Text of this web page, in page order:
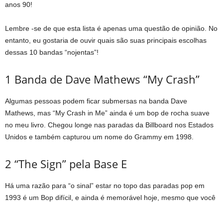
anos 90!
Lembre -se de que esta lista é apenas uma questão de opinião. No
entanto, eu gostaria de ouvir quais são suas principais escolhas
dessas 10 bandas “nojentas”!
1 Banda de Dave Mathews “My Crash”
Algumas pessoas podem ficar submersas na banda Dave
Mathews, mas “My Crash in Me” ainda é um bop de rocha suave
no meu livro. Chegou longe nas paradas da Billboard nos Estados
Unidos e também capturou um nome do Grammy em 1998.
2 “The Sign” pela Base E
Há uma razão para “o sinal” estar no topo das paradas pop em
1993 é um Bop difícil, e ainda é memorável hoje, mesmo que você